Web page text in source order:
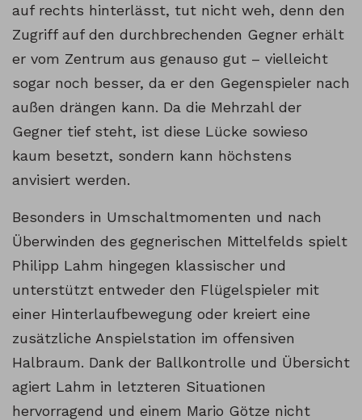
auf rechts hinterlässt, tut nicht weh, denn den
Zugriff auf den durchbrechenden Gegner erhält
er vom Zentrum aus genauso gut – vielleicht
sogar noch besser, da er den Gegenspieler nach
außen drängen kann. Da die Mehrzahl der
Gegner tief steht, ist diese Lücke sowieso
kaum besetzt, sondern kann höchstens
anvisiert werden.
Besonders in Umschaltmomenten und nach
Überwinden des gegnerischen Mittelfelds spielt
Philipp Lahm hingegen klassischer und
unterstützt entweder den Flügelspieler mit
einer Hinterlaufbewegung oder kreiert eine
zusätzliche Anspielstation im offensiven
Halbraum. Dank der Ballkontrolle und Übersicht
agiert Lahm in letzteren Situationen
hervorragend und einem Mario Götze nicht